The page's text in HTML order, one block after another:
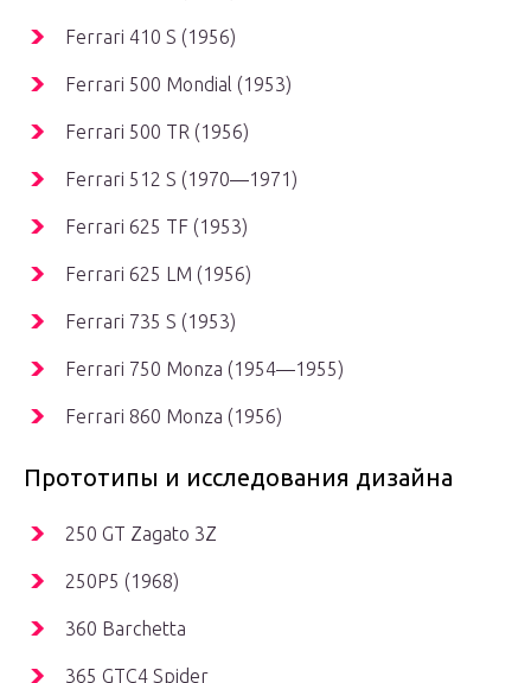
Ferrari 410 S (1956)
Ferrari 500 Mondial (1953)
Ferrari 500 TR (1956)
Ferrari 512 S (1970—1971)
Ferrari 625 TF (1953)
Ferrari 625 LM (1956)
Ferrari 735 S (1953)
Ferrari 750 Monza (1954—1955)
Ferrari 860 Monza (1956)
Прототипы и исследования дизайна
250 GT Zagato 3Z
250P5 (1968)
360 Barchetta
365 GTC4 Spider